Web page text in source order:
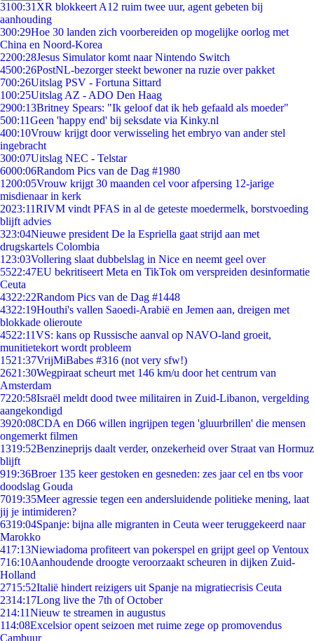
3100:31 XR blokkeert A12 ruim twee uur, agent gebeten bij
aanhouding
300:29Hoe 30 landen zich voorbereiden op mogelijke oorlog met
China en Noord-Korea
2200:28Jesus Simulator komt naar Nintendo Switch
4500:26PostNL-bezorger steekt bewoner na ruzie over pakket
700:26Uitslag PSV - Fortuna Sittard
100:25Uitslag AZ - ADO Den Haag
2900:13Britney Spears: "Ik geloof dat ik heb gefaald als moeder"
500:11Geen 'happy end' bij seksdate via Kinky.nl
400:10Vrouw krijgt door verwisseling het embryo van ander stel
ingebracht
300:07Uitslag NEC - Telstar
6000:06Random Pics van de Dag #1980
1200:05Vrouw krijgt 30 maanden cel voor afpersing 12-jarige
misdienaar in kerk
2023:11RIVM vindt PFAS in al de geteste moedermelk, borstvoeding
blijft advies
323:04Nieuwe president De la Espriella gaat strijd aan met
drugskartels Colombia
1 23:03Vollering slaat dubbelslag in Nice en neemt geel over
5522:47EU bekritiseert Meta en TikTok om verspreiden desinformatie
Ceuta
4322:22Random Pics van de Dag #1448
4322:19Houthi's vallen Saoedi-Arabië en Jemen aan, dreigen met
blokkade olieroute
4522:11VS: kans op Russische aanval op NAVO-land groeit,
munitietekort wordt probleem
1521:37VrijMiBabes #316 (not very sfw!)
2621:30Wegpiraat scheurt met 146 km/u door het centrum van
Amsterdam
7220:58Israël meldt dood twee militairen in Zuid-Libanon, vergelding
aangekondigd
3920:08CDA en D66 willen ingrijpen tegen 'gluurbrillen' die mensen
ongemerkt filmen
1319:52Benzineprijs daalt verder, onzekerheid over Straat van Hormuz
blijft
919:36Broer 135 keer gestoken en gesneden: zes jaar cel en tbs voor
doodslag Gouda
7019:35Meer agressie tegen een andersluidende politieke mening, laat
jij je intimideren?
6319:04Spanje: bijna alle migranten in Ceuta weer teruggekeerd naar
Marokko
417:13Niewiadoma profiteert van pokerspel en grijpt geel op Ventoux
716:10Aanhoudende droogte veroorzaakt scheuren in dijken Zuid-
Holland
2715:52Italië hindert reizigers uit Spanje na migratiecrisis Ceuta
2314:17Long live the 7th of October
214:11Nieuw te streamen in augustus
114:08Excelsior opent seizoen met ruime zege op promovendus
Cambuur